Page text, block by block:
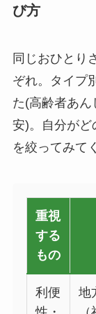
び方
同じおひとり
ぞれ。タイプ
た(高齢者あん
安)。自分がど
を絞ってみて
重視
する
もの
利便
地